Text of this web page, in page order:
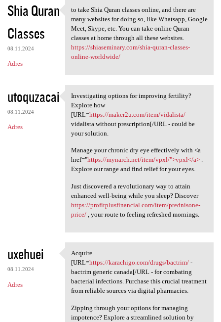
Shia Quran
Classes
08.11.2024
Adres
to take Shia Quran classes
to take Shia Quran classes online, and there are
many websites for doing so, like Whatsapp, Google
Meet, Skype, etc. You can take online Quran
classes at home through all these websites.
https://shiaseminary.com/shia-quran-classes-
online-worldwide/
utoquzacai
08.11.2024
Adres
Investigating options for
Investigating options for improving fertility?
Explore how
[URL=https://maker2u.com/item/vidalista/-
vidalista without prescription[/URL - could be
your solution.
Manage your chronic dry eye effectively with <a
href="https://mynarch.net/item/vpxl/">vpxl</a>.
Explore our range and find relief for your eyes.
Just discovered a revolutionary way to attain
enhanced well-being while you sleep? Discover
https://profitplusfinancial.com/item/prednisone-
price/, your route to feeling refreshed mornings.
uxehuei
08.11.2024
Adres
Acquire [URL=https:/
Acquire
[URL=https://karachigo.com/drugs/bactrim/-
bactrim generic canada[/URL - for combating
bacterial infections. Purchase this crucial treatment
from reliable sources via digital pharmacies.
Zipping through your options for managing
impotence? Explore a streamlined solution by